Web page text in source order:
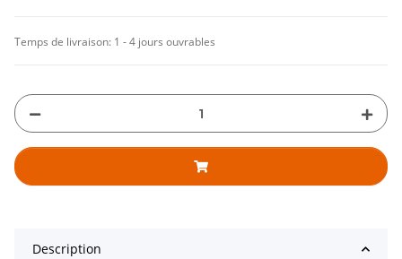
Temps de livraison: 1 - 4 jours ouvrables
Description